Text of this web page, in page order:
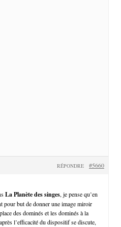
#5660
RÉPONDRE
La Planète des singes, je pense qu’en
pour but de donner une image miroir
des dominés et les dominés à la
l’efficacité du dispositif se discute,